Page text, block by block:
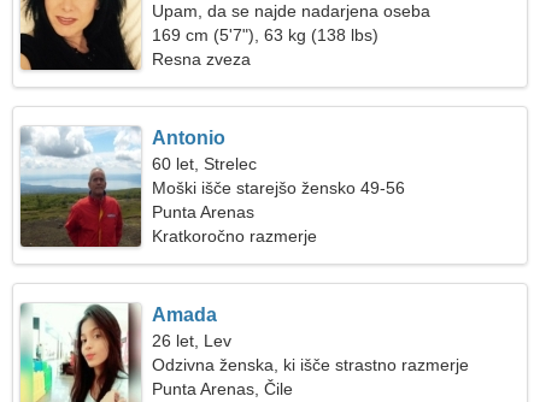
Upam, da se najde nadarjena oseba
169 cm (5'7"), 63 kg (138 lbs)
Resna zveza
Antonio
60 let, Strelec
Moški išče starejšo žensko 49-56
Punta Arenas
Kratkoročno razmerje
Amada
26 let, Lev
Odzivna ženska, ki išče strastno razmerje
Punta Arenas, Čile